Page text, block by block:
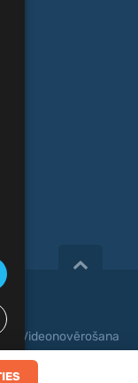
Videonovērošana